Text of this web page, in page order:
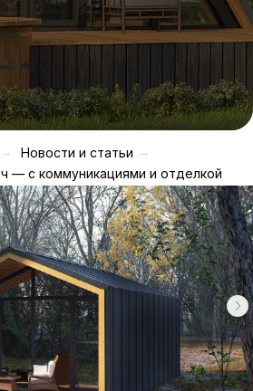
→ Новости и статьи →
— с коммуникациями и отделкой